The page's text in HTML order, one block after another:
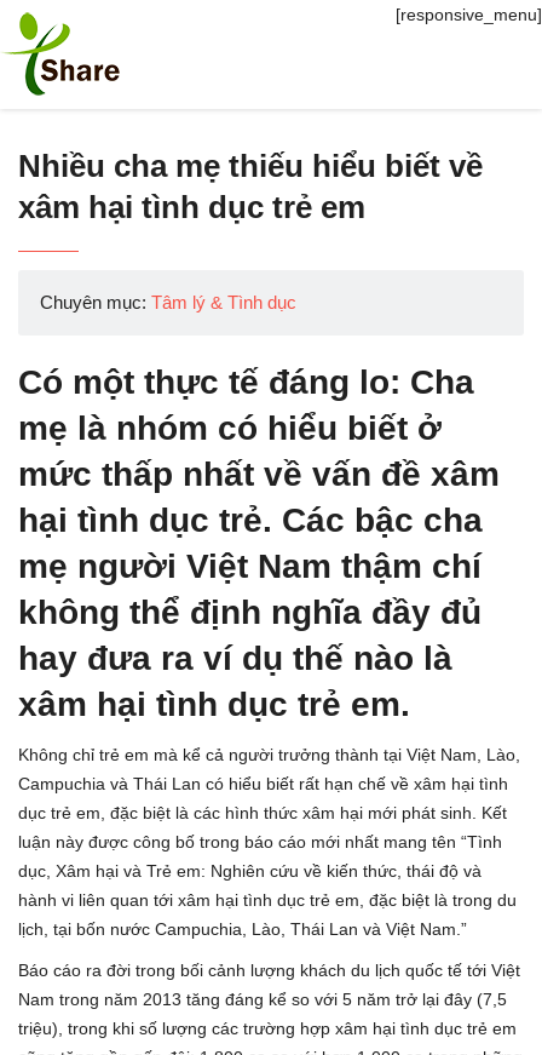
[responsive_menu]
Nhiều cha mẹ thiếu hiểu biết về
xâm hại tình dục trẻ em
Chuyên mục: Tâm lý & Tình dục
Có một thực tế đáng lo: Cha
mẹ là nhóm có hiểu biết ở
mức thấp nhất về vấn đề xâm
hại tình dục trẻ. Các bậc cha
mẹ người Việt Nam thậm chí
không thể định nghĩa đầy đủ
hay đưa ra ví dụ thế nào là
xâm hại tình dục trẻ em.
Không chỉ trẻ em mà kể cả người trưởng thành tại Việt Nam, Lào,
Campuchia và Thái Lan có hiểu biết rất hạn chế về xâm hại tình
dục trẻ em, đặc biệt là các hình thức xâm hại mới phát sinh. Kết
luận này được công bố trong báo cáo mới nhất mang tên “Tình
dục, Xâm hại và Trẻ em: Nghiên cứu về kiến thức, thái độ và
hành vi liên quan tới xâm hại tình dục trẻ em, đặc biệt là trong du
lịch, tại bốn nước Campuchia, Lào, Thái Lan và Việt Nam.”
Báo cáo ra đời trong bối cảnh lượng khách du lịch quốc tế tới Việt
Nam trong năm 2013 tăng đáng kể so với 5 năm trở lại đây (7,5
triệu), trong khi số lượng các trường hợp xâm hại tình dục trẻ em